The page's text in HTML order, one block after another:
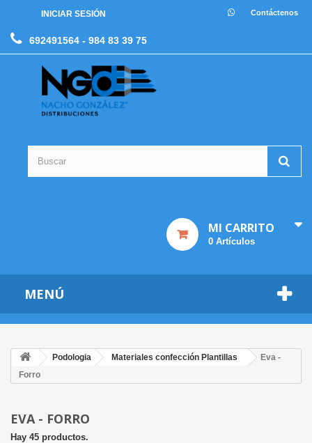
INICIAR SESIÓN Contáctenos
692491564 - 984 83 39 75
MI CARRITO
0 Artículos
MENÚ
Podologia Materiales confección Plantillas
Eva -
Forro
EVA - FORRO
Hay 45 productos.